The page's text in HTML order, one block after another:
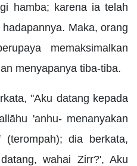
hamba; karena ia telah
Maka, orang
memaksimalkan
menyapanya tiba-tiba.
"Aku datang kepada
'anhu- menanyakan
(terompah); dia berkata,
wahai Zirr?', Aku